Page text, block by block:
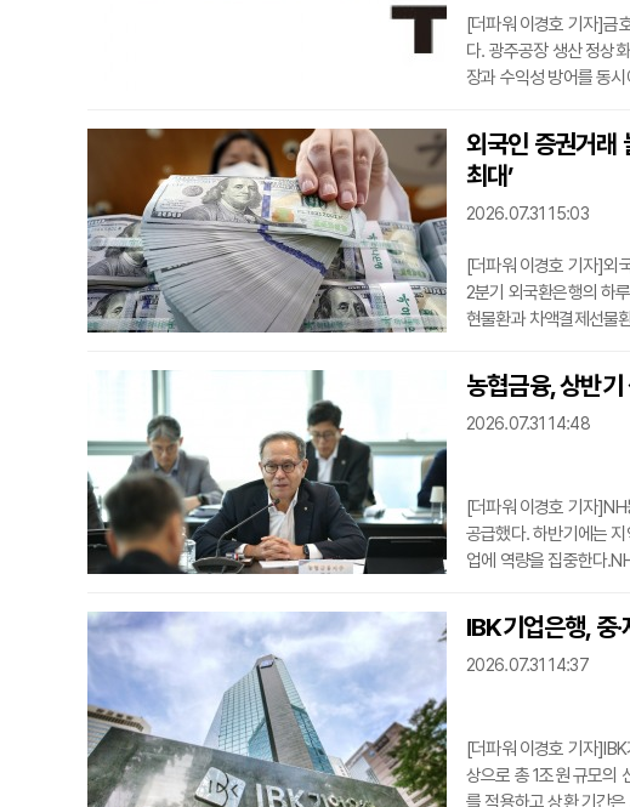
[더파워 이경호 기자]금
다. 광주공장 생산 정상
장과 수익성 방어를 동
기준 주가는 지난 30일
반영한 수준이다. 김성
효과가 유럽과 북미 등
실
외국인 증권거래
최대’
2026.07.31 15:03
[더파워 이경호 기자]외
2분기 외국환은행의 하
현물환과 차액결제선물
향’에 따르면 2분기 외
다 187억9000만달러,
직전 최고치였던 올해 1
농협금융, 상반
2026.07.31 14:48
[더파워 이경호 기자
공급했다. 하반기에는
업에 역량을 집중한다
밝혔다.농협금융은 상반
다. 내부 추진관리 기준
로 지역밀착금융 프로젝
IBK기업은행, 중
2026.07.31 14:37
[더파워 이경호 기자
상으로 총 1조원 규모의
를 적용하고 상환 기간